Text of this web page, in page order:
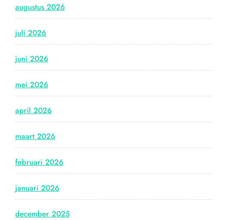
augustus 2026
juli 2026
juni 2026
mei 2026
april 2026
maart 2026
februari 2026
januari 2026
december 2025